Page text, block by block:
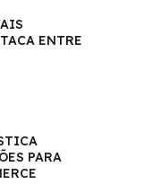
ENTRE
PARA